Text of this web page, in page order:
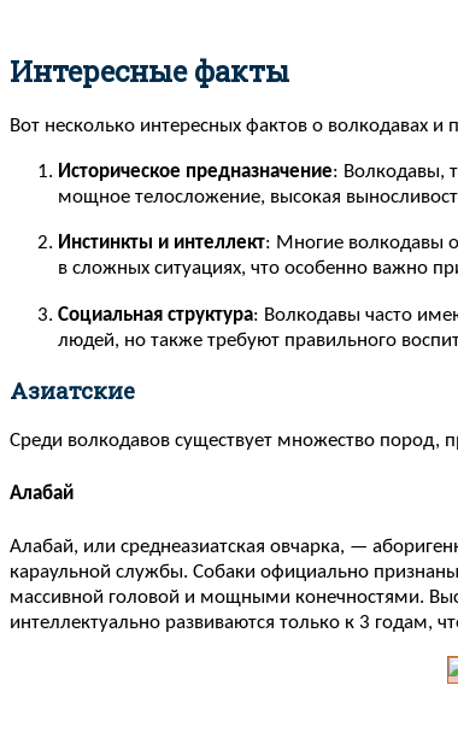
Интересные факты
Вот несколько интересных фактов о волкодавах и
Историческое предназначение: Волкодавы,
мощное телосложение, высокая
Инстинкты и интеллект: Многие волкодавы
в сложных ситуациях, что особенно важно
Социальная структура: Волкодавы часто
людей, но также требуют правильного
Азиатские
Среди волкодавов существует множество пород,
Алабай
Алабай, или среднеазиатская овчарка, —
караульной службы. Собаки официально
массивной головой и мощными конечностями.
интеллектуально развиваются только к 3 годам,